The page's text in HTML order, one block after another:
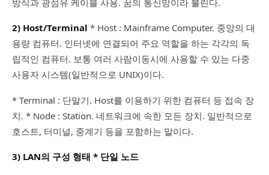
2) Host/Terminal * Host : Mainframe Computer. 중앙의 대
용량 컴퓨터. 인터넷에 연결되어 주요 역할을 하는 각각의 독
립적인 컴퓨터. 보통 여러 사람이동시에 사용할 수 있는 다중
사용자 시스템(일반적으로 UNIX)이다.
* Terminal : 단말기. Host를 이용하기 위한 컴퓨터 등 접속 장
치. * Node : Station. 네트워크에 속한 모든 장치. 일반적으로
호스트, 터미널, 중계기 등을 포함하는 말이다.
3) LAN의 구성 형태 * 단일 노드